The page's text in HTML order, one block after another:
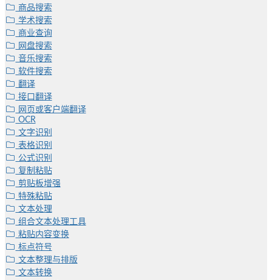
商品搜索
学术搜索
商业查询
网盘搜索
音乐搜索
软件搜索
翻译
接口翻译
网页或客户端翻译
OCR
文字识别
表格识别
公式识别
复制粘贴
剪贴板增强
特殊粘贴
文本处理
组合文本处理工具
粘贴内容变换
标点符号
文本整理与排版
文本转换